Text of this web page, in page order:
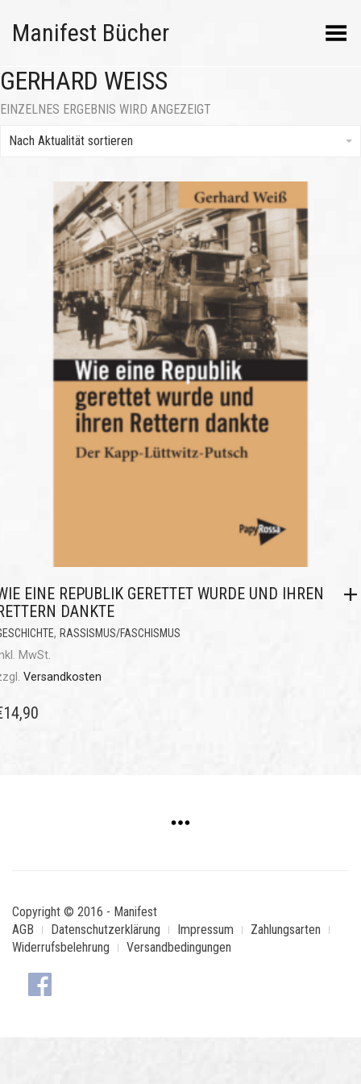
Manifest Bücher Menü umschalten
GERHARD WEISS
EINZELNES ERGEBNIS WIRD ANGEZEIGT
Nach Aktualität sortieren
EINE REPUBLIK GERETTET WURDE UND IHREN
DANKTE
, RASSISMUS/FASCHISMUS
MwSt.
Versandkosten
14,90
Copyright © 2016 - Manifest
AGB
Datenschutzerklärung Impressum
Zahlungsarten
Widerrufsbelehrung
Versandbedingungen